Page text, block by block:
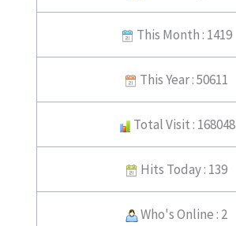
This Month : 1419
This Year : 50611
Total Visit : 168048
Hits Today : 139
Who's Online : 2